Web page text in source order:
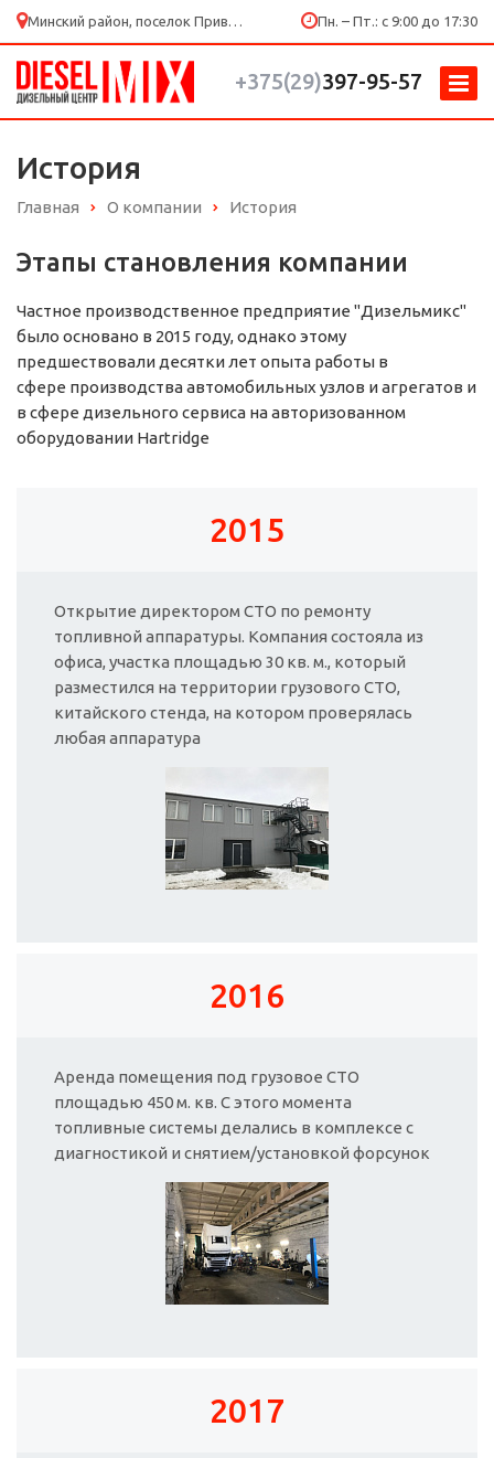
Пн. – Пт.: с 9:00 до 17:30
+375(29)397-95-57
История
Главная О компании История
Этапы становления компании
Частное производственное предприятие "Дизельмикс"
было основано в 2015 году, однако этому
предшествовали десятки лет опыта работы в
сфере производства автомобильных узлов и агрегатов и
в сфере дизельного сервиса на авторизованном
оборудовании Hartridge
2015
Открытие директором СТО по ремонту
топливной аппаратуры. Компания состояла из
офиса, участка площадью 30 кв. м., который
разместился на территории грузового СТО,
китайского стенда, на котором проверялась
любая аппаратура
2016
Аренда помещения под грузовое СТО
площадью 450 м. кв. С этого момента
топливные системы делались в комплексе с
диагностикой и снятием/установкой форсунок
2017